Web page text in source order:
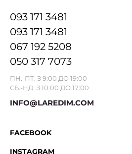
093 171 3481
093 171 3481
067 192 5208
050 317 7073
ПН.-ПТ. З 9:00 ДО 19:00
СБ.-НД. З 10:00 ДО 17:00
INFO@LAREDIM.COM
FACEBOOK
INSTAGRAM